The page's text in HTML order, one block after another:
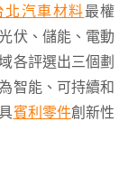
北汽車材料最權
伏、儲能、電動
各評選出三個劃
智能、可持續和
賓利零件創新性